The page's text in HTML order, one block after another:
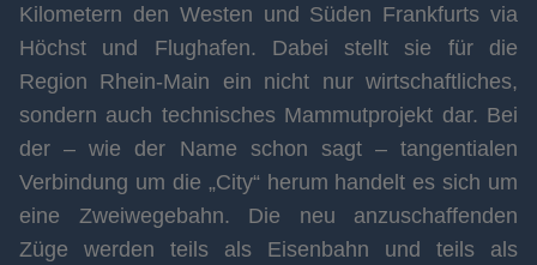
Kilometern den Westen und Süden Frankfurts via
Höchst und Flughafen. Dabei stellt sie für die
Region Rhein-Main ein nicht nur wirtschaftliches,
sondern auch technisches Mammutprojekt dar. Bei
der – wie der Name schon sagt – tangentialen
Verbindung um die „City“ herum handelt es sich um
eine Zweiwegebahn. Die neu anzuschaffenden
Züge werden teils als Eisenbahn und teils als